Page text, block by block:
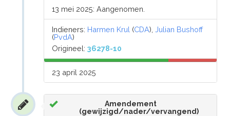
13 mei 2025: Aangenomen.
Indieners: Harmen Krul (CDA),Julian Bushoff
(PvdA)
Origineel:36278-10
23 april 2025
Amendement
(gewijzigd/nader/vervangend)